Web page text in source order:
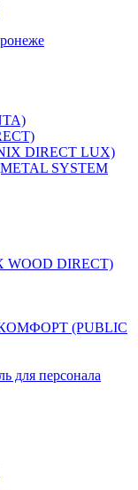
DIRECT LUX)
SYSTEM
DIRECT)
(PUBLIC
персонала